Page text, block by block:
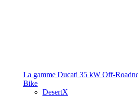
La gamme Ducati 35 kW Off-Road
Bike
DesertX